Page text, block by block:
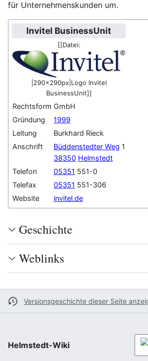
für Unternehmenskunden um.
Invitel BusinessUnit
[[Datei:
|290x290px|Logo Invitel
BusinessUnit]]
Rechtsform GmbH
Gründung
1999
Leitung
Burkhard Rieck
Anschrift
Büddenstedter Weg 1
38350 Helmstedt
Telefon
05351 551-0
Telefax
05351 551-306
Website
invitel.de
Geschichte
Weblinks
Versionsgeschichte dieser Seite
Helmstedt-Wiki